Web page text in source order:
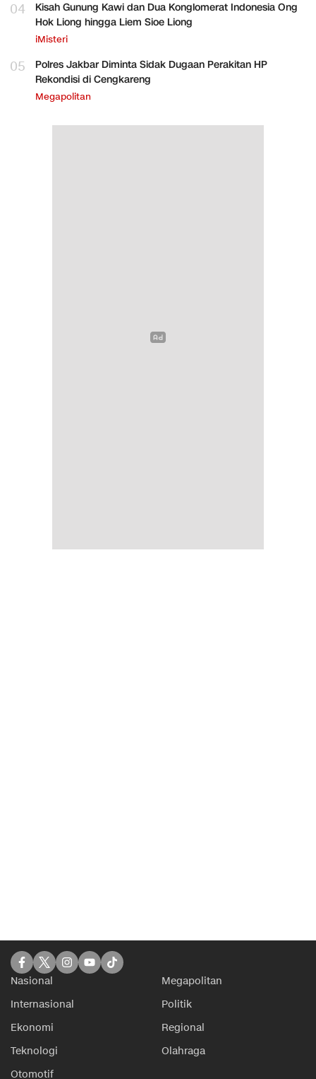
04
Kisah Gunung Kawi dan Dua Konglomerat Indonesia Ong
Hok Liong hingga Liem Sioe Liong
iMisteri
05
Polres Jakbar Diminta Sidak Dugaan Perakitan HP
Rekondisi di Cengkareng
Megapolitan
Nasional
Megapolitan
Internasional
Politik
Ekonomi
Regional
Teknologi
Olahraga
Otomotif